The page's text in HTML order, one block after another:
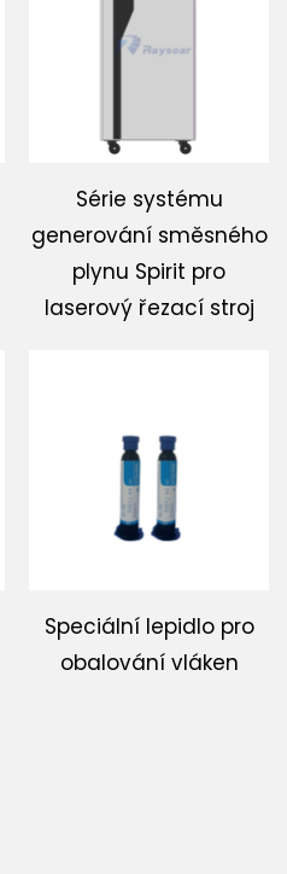
Série systému
generování směsného
plynu Spirit pro
laserový řezací stroj
Speciální lepidlo pro
obalování vláken